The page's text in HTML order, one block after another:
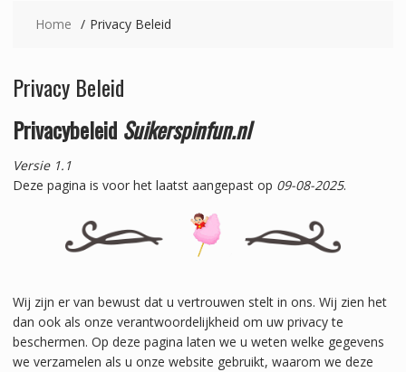
Home Privacy Beleid
Privacy Beleid
Privacybeleid Suikerspinfun.nl
Versie 1.1
Deze pagina is voor het laatst aangepast op 09-08-2025.
Wij zijn er van bewust dat u vertrouwen stelt in ons. Wij zien het
dan ook als onze verantwoordelijkheid om uw privacy te
beschermen. Op deze pagina laten we u weten welke gegevens
we verzamelen als u onze website gebruikt, waarom we deze